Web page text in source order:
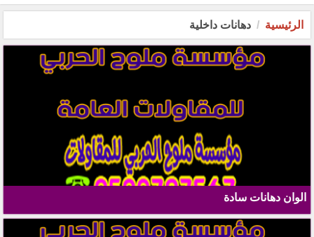
الرئيسية دهانات داخلية
الوان دهانات سادة